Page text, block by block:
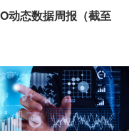
动态数据周报（截至